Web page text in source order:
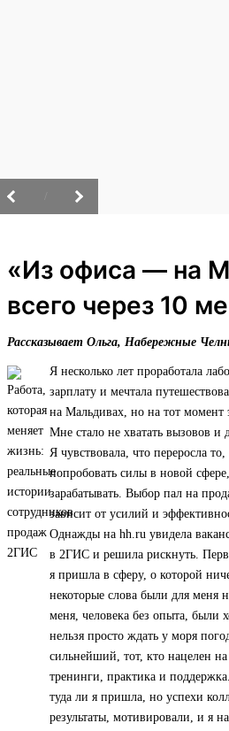
«Из офиса — на
всего через 10
Рассказывает Ольга, Набережные
Я несколько лет проработала
зарплату и мечтала
на Мальдивах, но на тот момент
Мне стало не хватать вызовов
Я чувствовала, что переросла
попробовать силы в новой
зарабатывать. Выбор пал на
зависит от усилий и
Однажды на hh.ru увидела
в 2ГИС и решила рискнуть.
я пришла в сферу, о которой
некоторые слова были для
меня, человека без опыта, были
нельзя просто ждать у моря
сильнейший, тот, кто нацелен
тренинги, практика и
туда ли я пришла, но успехи
результаты, мотивировали, и я